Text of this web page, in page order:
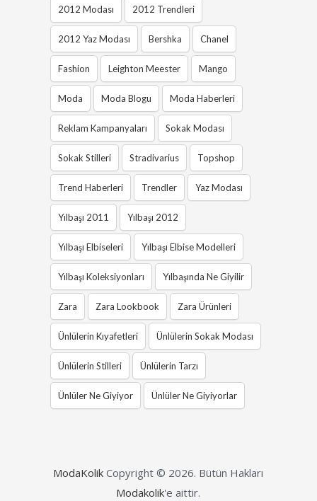
2012 Modası 2012 Trendleri
2012 Yaz Modası Bershka Chanel
Fashion Leighton Meester Mango
Moda Moda Blogu Moda Haberleri
Reklam Kampanyaları Sokak Modası
Sokak Stilleri Stradivarius Topshop
Trend Haberleri Trendler Yaz Modası
Yılbaşı 2011 Yılbaşı 2012
Yılbaşı Elbiseleri Yılbaşı Elbise Modelleri
Yılbaşı Koleksiyonları Yılbaşında Ne Giyilir
Zara Zara Lookbook Zara Ürünleri
Ünlülerin Kıyafetleri Ünlülerin Sokak Modası
Ünlülerin Stilleri Ünlülerin Tarzı
Ünlüler Ne Giyiyor Ünlüler Ne Giyiyorlar
ModaKolik Copyright © 2026. Bütün Hakları
Modakolik'e aittir.